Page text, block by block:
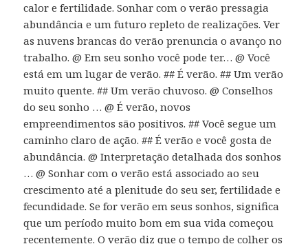
calor e fertilidade. Sonhar com o verão pressagia
abundância e um futuro repleto de realizações. Ver
as nuvens brancas do verão prenuncia o avanço no
trabalho. @ Em seu sonho você pode ter… @ Você
está em um lugar de verão. ## É verão. ## Um verão
muito quente. ## Um verão chuvoso. @ Conselhos
do seu sonho … @ É verão, novos
empreendimentos são positivos. ## Você segue um
caminho claro de ação. ## É verão e você gosta de
abundância. @ Interpretação detalhada dos sonhos
… @ Sonhar com o verão está associado ao seu
crescimento até a plenitude do seu ser, fertilidade e
fecundidade. Se for verão em seus sonhos, significa
que um período muito bom em sua vida começou
recentemente. O verão diz que o tempo de colher os